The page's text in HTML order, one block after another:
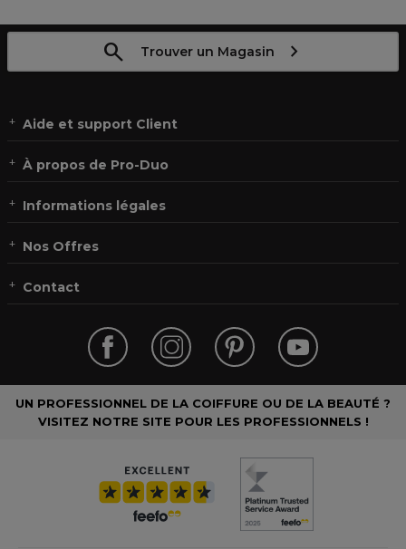
Trouver un Magasin
Aide et support Client
À propos de Pro-Duo
Informations légales
Nos Offres
Contact
UN PROFESSIONNEL DE LA COIFFURE OU DE LA BEAUTÉ ?
VISITEZ NOTRE SITE POUR LES PROFESSIONNELS !